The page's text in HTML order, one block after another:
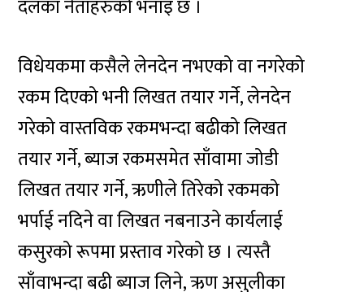
दलका नेताहरुको भनाइ छ ।
विधेयकमा कसैले लेनदेन नभएको वा नगरेको
रकम दिएको भनी लिखत तयार गर्ने, लेनदेन
गरेको वास्तविक रकमभन्दा बढीको लिखत
तयार गर्ने, ब्याज रकमसमेत साँवामा जोडी
लिखत तयार गर्ने, ऋणीले तिरेको रकमको
भर्पाई नदिने वा लिखत नबनाउने कार्यलाई
कसुरको रूपमा प्रस्ताव गरेको छ । त्यस्तै
साँवाभन्दा बढी ब्याज लिने, ऋण असुलीका